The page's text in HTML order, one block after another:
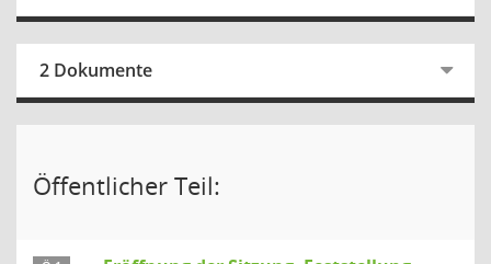
2 Dokumente
Öffentlicher Teil: